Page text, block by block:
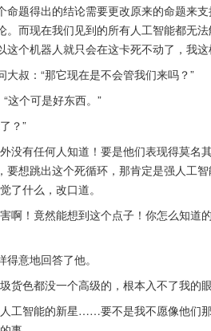
题得出的结论需要更改原来的命题来支
而现在我们见到的所有人工智能都无
个机器人就只会在这卡死不动了，我
叔：“那它现在是不会管我们来吗？”
这个可是好东西。”
？”
没有任何人知道！要是他们表现得莫名
想跳出这个死循环，那肯定是强人工
什么，改口道。
！竟然能想到这个点子！你怎么知道
意地回答了他。
货色都没一个高级的，根本入不了我的
工智能的新星……要不是我不愿像他们